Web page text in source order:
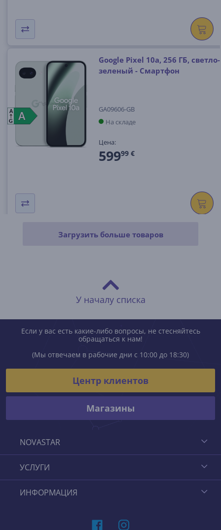
A
A
A
G
Google Pixel 10a, 256 ГБ, светло-
зеленый - Смартфон
GA09606-GB
На складе
Цена:
59999 €
Загрузить больше товаров
У началу списка
NOVASTAR
УСЛУГИ
ИНФОРМАЦИЯ
Если у вас есть какие-либо вопросы, не стесняйтесь
обращаться к нам!
(Мы отвечаем в рабочие дни с 10:00 до 18:30)
Центр клиентов
Магазины